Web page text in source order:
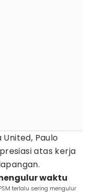
Paulo
atas kerja
waktu
terlalu sering mengulur